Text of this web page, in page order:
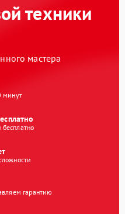
техники
мастера
минут
гарантию